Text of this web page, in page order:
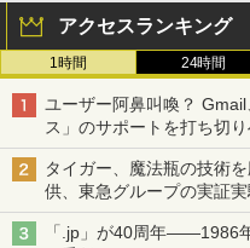
アクセスランキング
1時間 24時間
ユーザー阿鼻叫喚？
ス」のサポートを打ち切り
タイガー、魔法瓶の技術
供、東急グループの実証
ル TIVIP」
「.jp」が40周年――1986